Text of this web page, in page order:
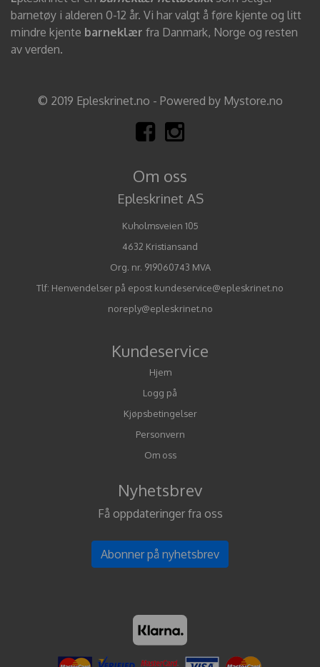
barnetøy i alderen 0-12 år. Vi har valgt å føre kjente og litt
mindre kjente barneklær fra Danmark, Norge og resten
av verden.
© 2019 Epleskrinet.no - Powered by Mystore.no
Om oss
Epleskrinet AS
Kuholmsveien 105
4632 Kristiansand
Org. nr. 919060743 MVA
Tlf: Henvendelser på epost kundeservice@epleskrinet.no
noreply@epleskrinet.no
Kundeservice
Hjem
Logg på
Kjøpsbetingelser
Personvern
Om oss
Nyhetsbrev
Få oppdateringer fra oss
Abonner på nyhetsbrev